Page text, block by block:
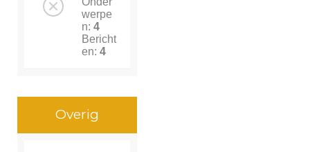
werpe
n: 4
Bericht
en: 4
Overig